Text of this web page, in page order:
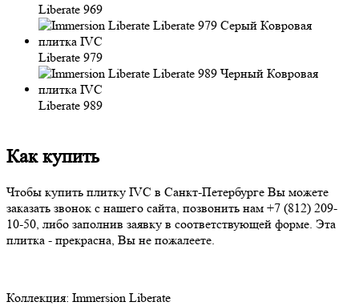
Liberate 969
Liberate 979
Liberate 989
Как купить
Чтобы купить плитку IVC в Санкт-Петербурге Вы можете
заказать звонок с нашего сайта, позвонить нам +7 (812) 209-
10-50 , либо заполнив заявку в соответствующей форме. Эта
плитка - прекрасна, Вы не пожалеете.
Коллекция: Immersion Liberate